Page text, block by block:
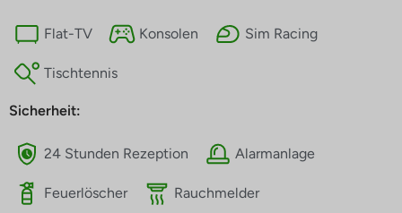
Flat-TV Konsolen Sim Racing
Tischtennis
Sicherheit:
24 Stunden Rezeption Alarmanlage
Feuerlöscher Rauchmelder